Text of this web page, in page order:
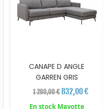
CANAPE D ANGLE
GARREN GRIS
1 280,00 € 832,00 €
En stock Mayotte